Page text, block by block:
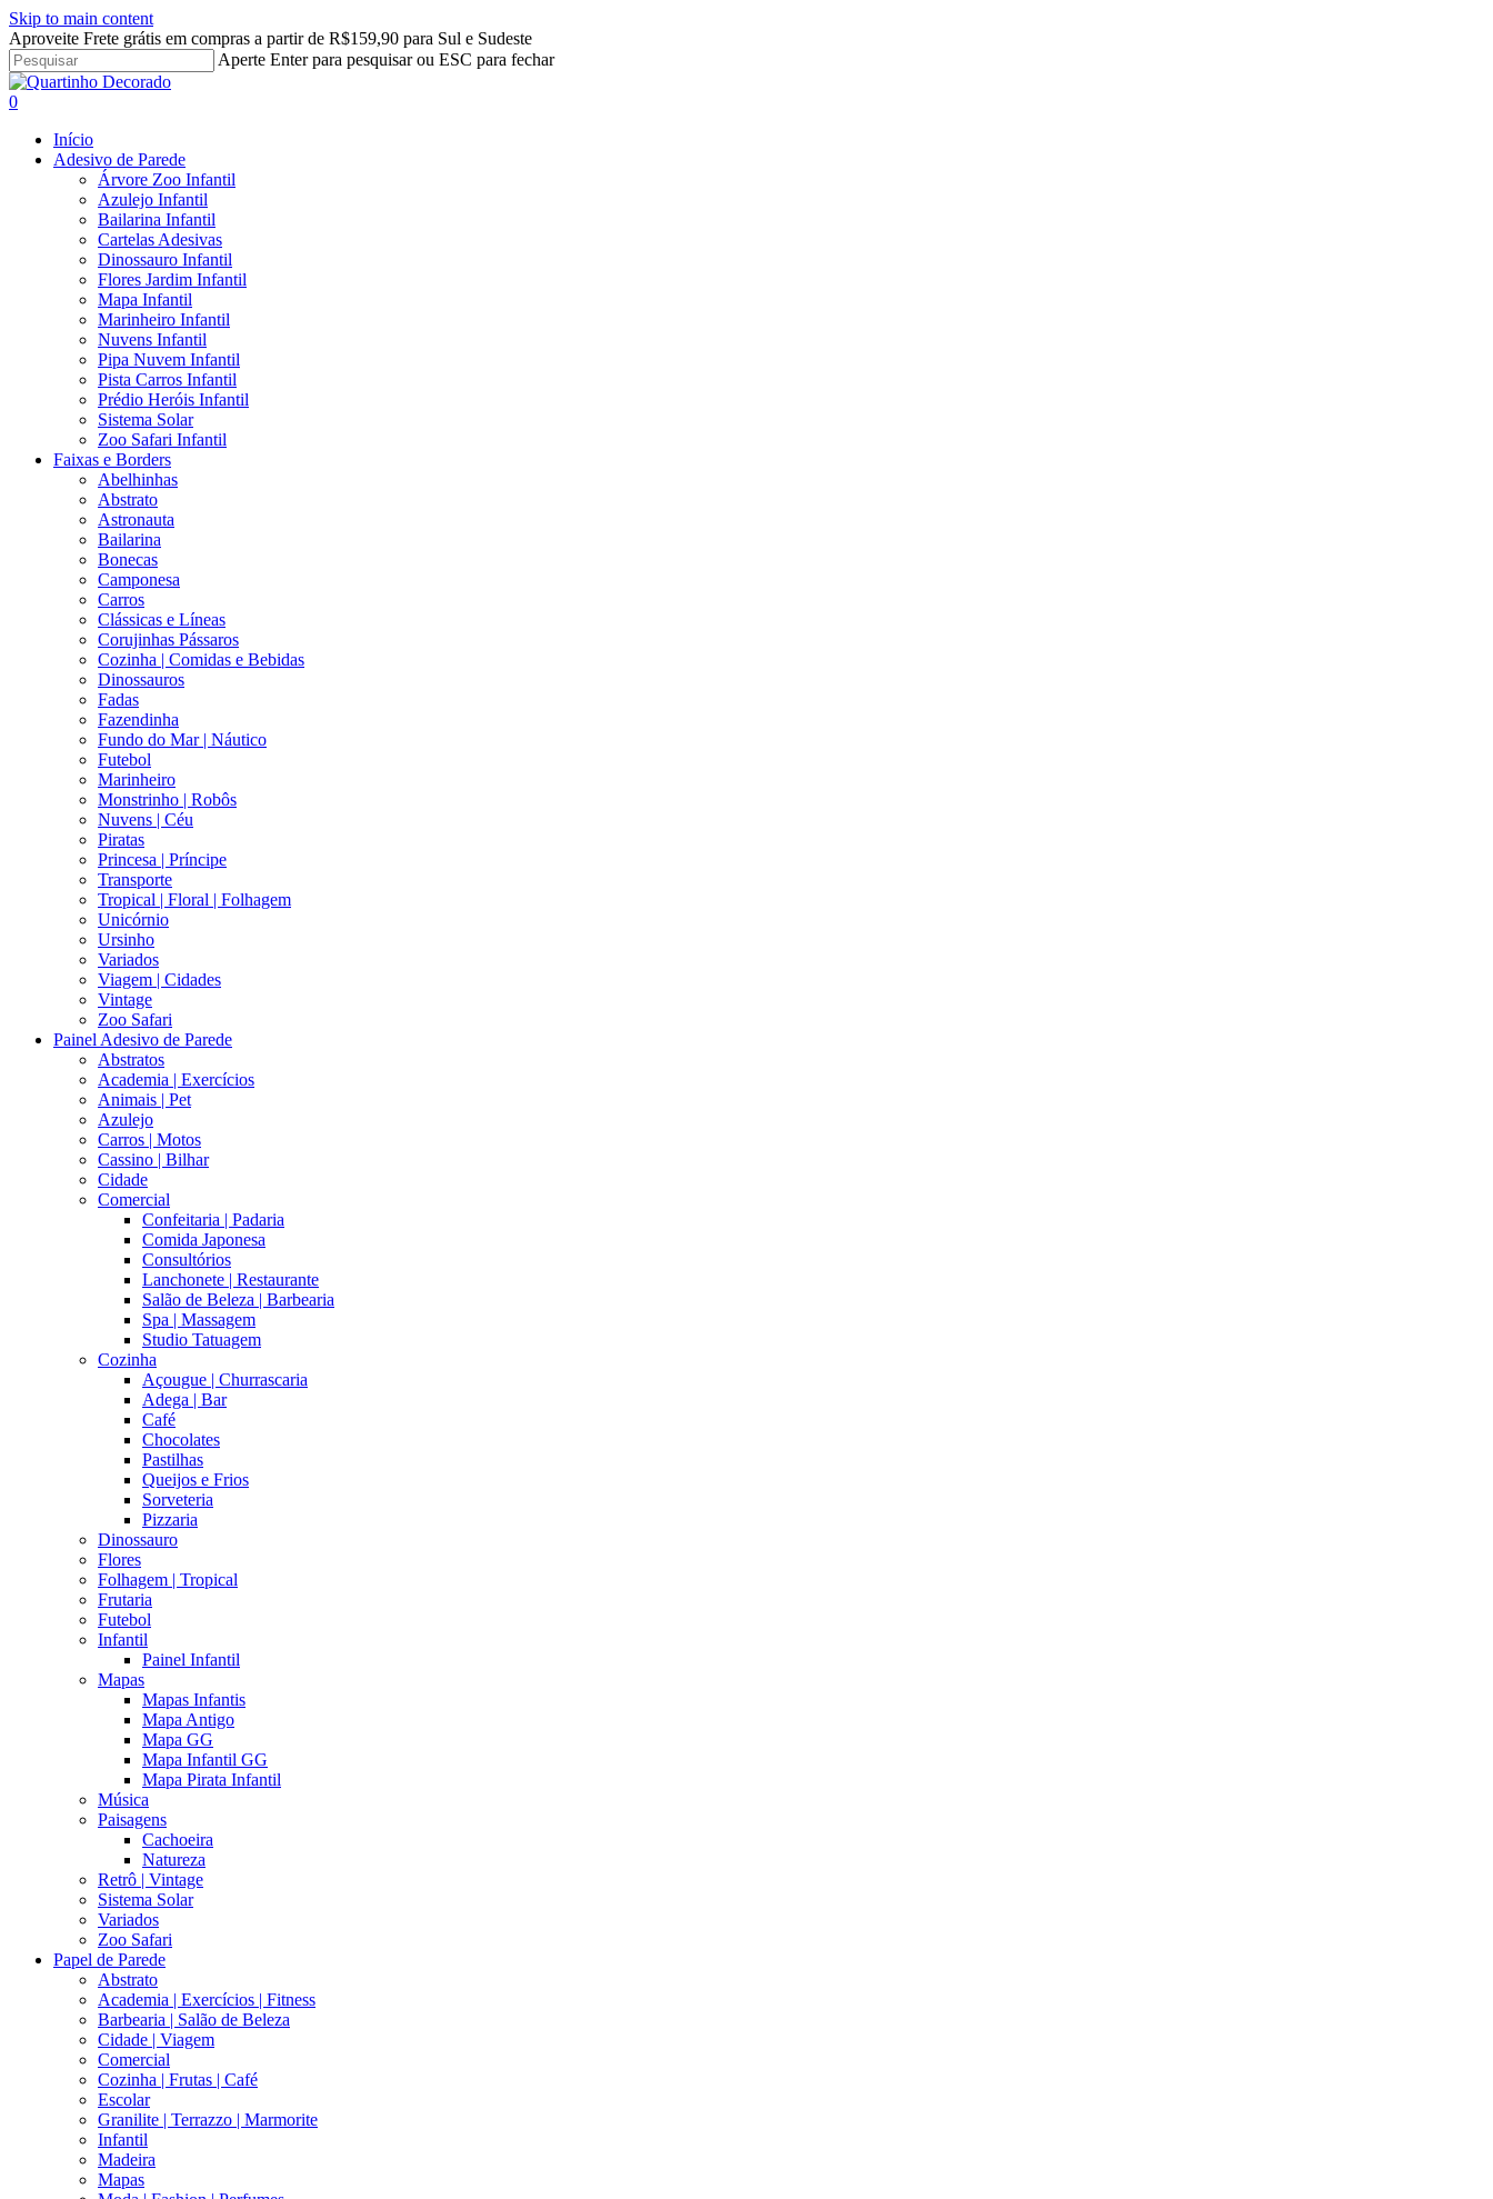
Skip to main content
Aproveite Frete grátis em compras a partir de R$159,90 para Sul e Sudeste
Aperte Enter para pesquisar ou ESC para fechar
Close
Search
search
account
0
Início
Adesivo de Parede
Árvore Zoo Infantil
Azulejo Infantil
Bailarina Infantil
Cartelas Adesivas
Dinossauro Infantil
Flores Jardim Infantil
Mapa Infantil
Marinheiro Infantil
Nuvens Infantil
Pipa Nuvem Infantil
Pista Carros Infantil
Prédio Heróis Infantil
Sistema Solar
Zoo Safari Infantil
Faixas e Borders
Abelhinhas
Abstrato
Astronauta
Bailarina
Bonecas
Camponesa
Carros
Clássicas e Líneas
Corujinhas Pássaros
Cozinha | Comidas e Bebidas
Dinossauros
Fadas
Fazendinha
Fundo do Mar | Náutico
Futebol
Marinheiro
Monstrinho | Robôs
Nuvens | Céu
Piratas
Princesa | Príncipe
Transporte
Tropical | Floral | Folhagem
Unicórnio
Ursinho
Variados
Viagem | Cidades
Vintage
Zoo Safari
Painel Adesivo de Parede
Abstratos
Academia | Exercícios
Animais | Pet
Azulejo
Carros | Motos
Cassino | Bilhar
Cidade
Comercial
Confeitaria | Padaria
Comida Japonesa
Consultórios
Lanchonete | Restaurante
Salão de Beleza | Barbearia
Spa | Massagem
Studio Tatuagem
Cozinha
Açougue | Churrascaria
Adega | Bar
Café
Chocolates
Pastilhas
Queijos e Frios
Sorveteria
Pizzaria
Dinossauro
Flores
Folhagem | Tropical
Frutaria
Futebol
Infantil
Painel Infantil
Mapas
Mapas Infantis
Mapa Antigo
Mapa GG
Mapa Infantil GG
Mapa Pirata Infantil
Música
Paisagens
Cachoeira
Natureza
Retrô | Vintage
Sistema Solar
Variados
Zoo Safari
Papel de Parede
Abstrato
Academia | Exercícios | Fitness
Barbearia | Salão de Beleza
Cidade | Viagem
Comercial
Cozinha | Frutas | Café
Escolar
Granilite | Terrazzo | Marmorite
Infantil
Madeira
Mapas